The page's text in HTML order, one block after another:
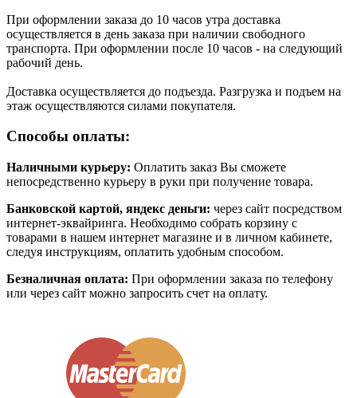
При оформлении заказа до 10 часов утра доставка
осуществляется в день заказа при наличии свободного
транспорта. При оформлении после 10 часов - на следующий
рабочий день.
Доставка осуществляется до подъезда. Разгрузка и подъем на
этаж осуществляются силами покупателя.
Способы оплаты:
Наличными курьеру: Оплатить заказ Вы сможете
непосредственно курьеру в руки при получение товара.
Банковской картой, яндекс деньги: через сайт посредством
интернет-эквайринга. Необходимо собрать корзину с
товарами в нашем интернет магазине и в личном кабинете,
следуя инструкциям, оплатить удобным способом.
Безналичная оплата: При оформлении заказа по телефону
или через сайт можно запросить счет на оплату.